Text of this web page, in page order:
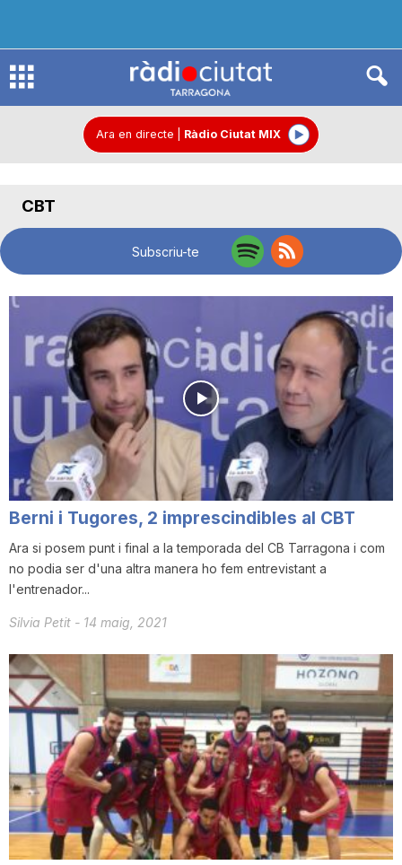
R
C
u
a
t
d
e
T
Ara en directe Ràdio Ciutat MIX
CBT
Subscriu-te
Berni i Tugores, 2 imprescindibles al CBT
Ara si posem punt i final a la temporada del CB Tarragona i com
no podia ser d'una altra manera ho fem entrevistant a
l'entrenador...
Silvia Petit - 14 maig, 2021